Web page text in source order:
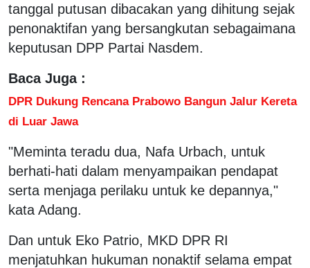
tanggal putusan dibacakan yang dihitung sejak
penonaktifan yang bersangkutan sebagaimana
keputusan DPP Partai Nasdem.
Baca Juga :
DPR Dukung Rencana Prabowo Bangun Jalur Kereta
di Luar Jawa
"Meminta teradu dua, Nafa Urbach, untuk
berhati-hati dalam menyampaikan pendapat
serta menjaga perilaku untuk ke depannya,"
kata Adang.
Dan untuk Eko Patrio, MKD DPR RI
menjatuhkan hukuman nonaktif selama empat